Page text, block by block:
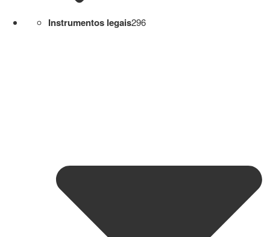
Instrumentos legais296